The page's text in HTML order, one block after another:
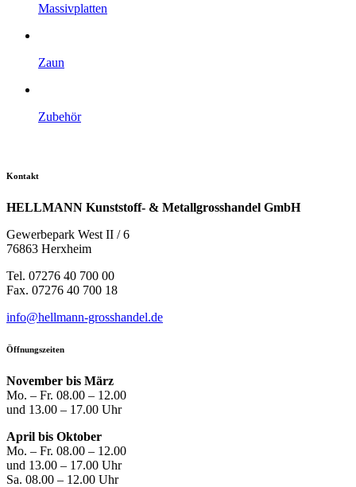
Massiv­platten
Zaun
Zubehör
Kontakt
HELLMANN Kunststoff- & Metallgrosshandel GmbH
Gewerbepark West II / 6
76863 Herxheim
Tel. 07276 40 700 00
Fax. 07276 40 700 18
info@hellmann-grosshandel.de
Öffnungszeiten
November bis März
Mo. – Fr. 08.00 – 12.00
und 13.00 – 17.00 Uhr
April bis Oktober
Mo. – Fr. 08.00 – 12.00
und 13.00 – 17.00 Uhr
Sa. 08.00 – 12.00 Uhr